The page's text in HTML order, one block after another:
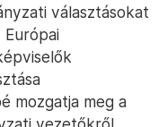
választásokat
Európai
mozgatja meg a